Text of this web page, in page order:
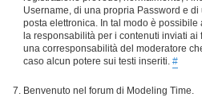
Username, di una propria Password e
posta elettronica. In tal modo è possibile
la responsabilità per i contenuti inviati
una corresponsabilità del moderatore
caso alcun potere sui testi inseriti. #
Benvenuto nel forum di Modeling Time.